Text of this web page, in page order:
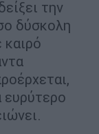
την
δύσκολη
καιρό
ευρύτερο